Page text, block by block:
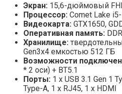
Экран: 15,6-дюймовый
Процессор: Comet Lake
Видеокарта: GTX1650,
Оперативная память:
Хранилище:
Gen3x4 емкостью 512 ГБ
Возможности
* 2 оси) + BT5.1
Порты: 1 x USB 3.1 Gen 1
Type-A, 1 x RJ45, 1 x HDMI